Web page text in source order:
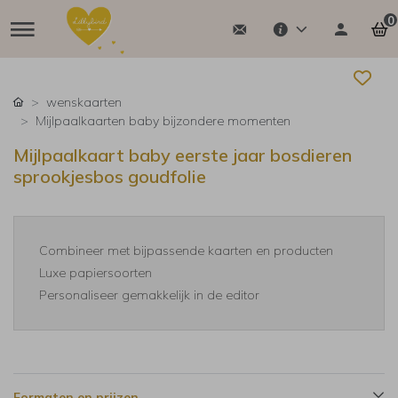
0
wenskaarten
Mijlpaalkaarten baby bijzondere momenten
Mijlpaalkaart baby eerste jaar bosdieren
sprookjesbos goudfolie
Combineer met bijpassende kaarten en producten
Luxe papiersoorten
Personaliseer gemakkelijk in de editor